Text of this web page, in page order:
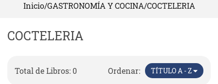
Inicio/GASTRONOMÍA Y COCINA/COCTELERIA
COCTELERIA
Total de Libros: 0 Ordenar: TÍTULO A - Z